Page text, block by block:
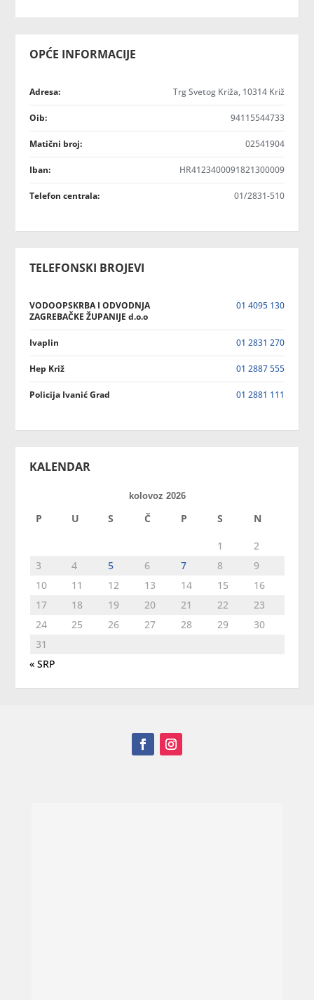
OPĆE INFORMACIJE
Adresa: Trg Svetog Križa, 10314 Križ
Oib: 94115544733
Matični broj: 02541904
Iban: HR4123400091821300009
Telefon centrala: 01/2831-510
TELEFONSKI BROJEVI
VODOOPSKRBA I ODVODNJA
ZAGREBAČKE ŽUPANIJE d.o.o
01 4095 130
Ivaplin 01 2831 270
Hep Križ 01 2887 555
Policija Ivanić Grad 01 2881 111
KALENDAR
kolovoz 2026
P U S Č P S N
1
2
3
4 5 6 7 8
9
10
11 12 13 14 15
16
17
18 19 20 21 22
23
24
25 26 27 28 29
30
31
« SRP